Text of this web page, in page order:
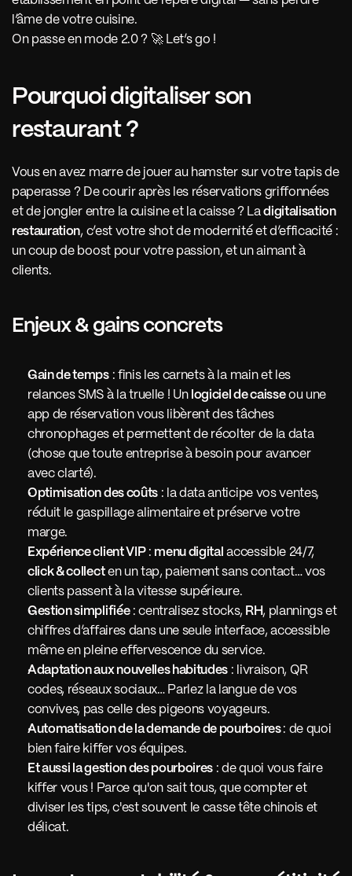
l’âme de votre cuisine.
On passe en mode 2.0 ? 🚀 Let’s go !
Pourquoi digitaliser son
restaurant ?
Vous en avez marre de jouer au hamster sur votre tapis de
paperasse ? De courir après les réservations griffonnées
et de jongler entre la cuisine et la caisse ? La digitalisation
restauration, c’est votre shot de modernité et d’efficacité :
un coup de boost pour votre passion, et un aimant à
clients.
Enjeux & gains concrets
Gain de temps : finis les carnets à la main et les
relances SMS à la truelle ! Un logiciel de caisse ou une
app de réservation vous libèrent des tâches
chronophages et permettent de récolter de la data
(chose que toute entreprise à besoin pour avancer
avec clarté).
Optimisation des coûts : la data anticipe vos ventes,
réduit le gaspillage alimentaire et préserve votre
marge.
Expérience client VIP : menu digital
click & collect en un tap, paiement sans contact… vos
clients passent à la vitesse supérieure.
Gestion simplifiée : centralisez stocks, RH, plannings et
chiffres d’affaires dans une seule interface, accessible
même en pleine effervescence du service.
Adaptation aux nouvelles habitudes : livraison, QR
codes, réseaux sociaux… Parlez la langue de vos
convives, pas celle des pigeons voyageurs.
Automatisation de la demande de pourboires : de quoi
bien faire kiffer vos équipes.
Et aussi la gestion des pourboires : de quoi vous faire
kiffer vous ! Parce qu'on sait tous, que compter et
diviser les tips, c'est souvent le casse tête chinois et
délicat.